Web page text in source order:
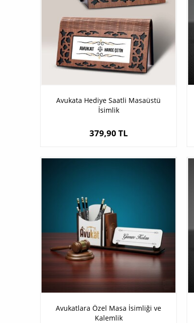
Avukata Hediye Saatli Masaüstü
İsimlik
379,90 TL
Avukatlara Özel Masa İsimliği ve
Kalemlik